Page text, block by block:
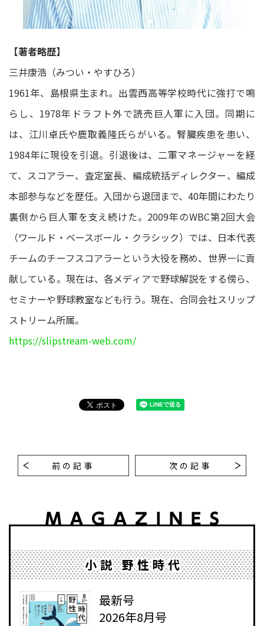
【著者略歴】
三井康浩（みつい・やすひろ）
1961年、島根県生まれ。出雲西高等学校時代に強打で鳴
らし、1978年ドラフト外で読売巨人軍に入団。同期に
は、江川卓氏や鹿取義隆氏らがいる。腎臓疾患を患い、
1984年に現役を引退。引退後は、二軍マネージャーを経
て、スコアラー、査定室長、編成統括ディレクター、編成
本部参与などを歴任。入団から退団まで、40年間にわたり
裏側から巨人軍を支え続けた。2009年のWBC第2回大会
（ワールド・ベースボール・クラシック）では、日本代表
チームのチーフスコアラーという大役を務め、世界一に貢
献している。現在は、各メディアで野球解説をする傍ら、
セミナーや野球教室なども行う。現在、合同会社スリップ
ストリーム所属。
https://slipstream-web.com/
前の記事 次の記事
小説 野性時代
最新号
2026年8月号